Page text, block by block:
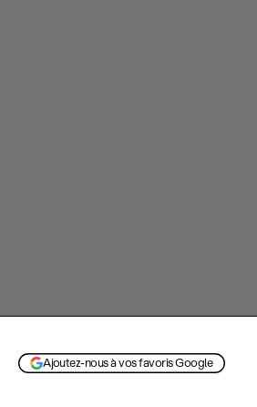
Ajoutez-nous à vos favoris Google